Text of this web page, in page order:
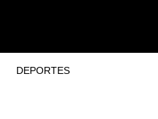
DEPORTES